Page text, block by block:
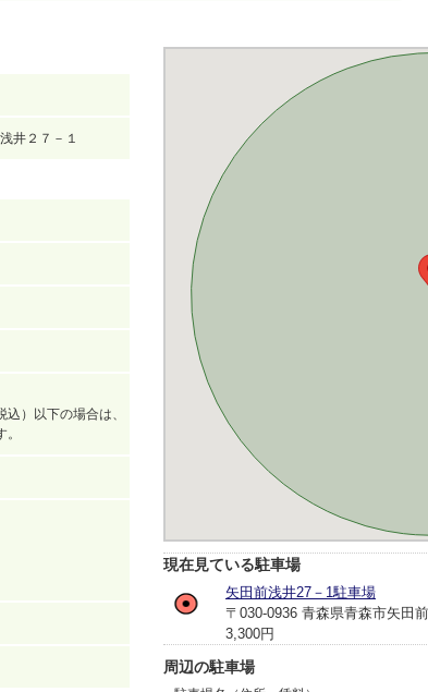
井２７－１
）以下の場合は、
現在見ている駐車場
矢田前浅井27－1駐車場
〒030-0936 青森県青森市矢田
3,300円
周辺の駐車場